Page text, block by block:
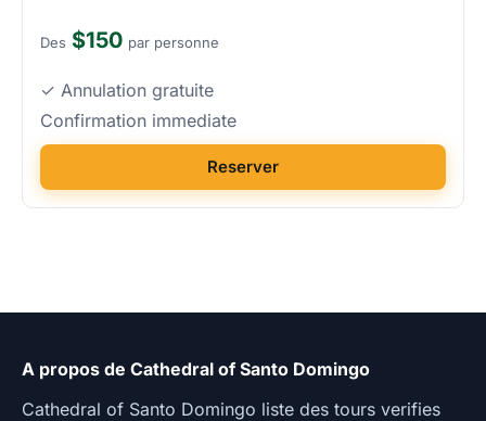
Des $150 par personne
✓ Annulation gratuite
Confirmation immediate
Reserver
A propos de Cathedral of Santo Domingo
Cathedral of Santo Domingo liste des tours verifies